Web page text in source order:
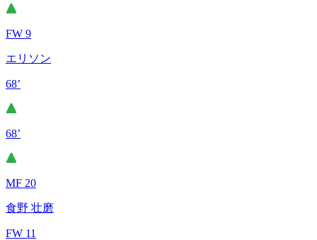
FW 9
エリソン
68’
68’
MF 20
食野 壮磨
FW 11